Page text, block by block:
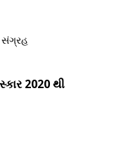
સંગ્રહ
2020 થી